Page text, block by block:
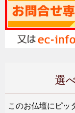
選
このお仏壇にピッ